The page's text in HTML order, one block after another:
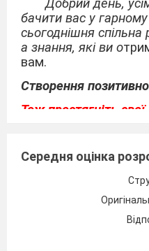
Добрий день,
бачити вас у гарному
сьогоднішня
а знання, які ви о
вам.
Створення
Тож простягніть
Перед тим як
спілкування, для
плідною ми повинні
Середня оцінка